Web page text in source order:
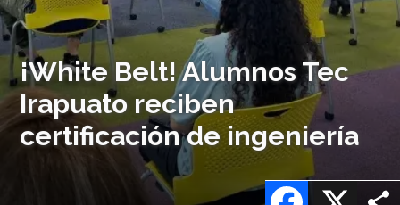
¡White Belt! Alumnos Tec
Irapuato reciben
certificación de ingeniería
X
Facebook